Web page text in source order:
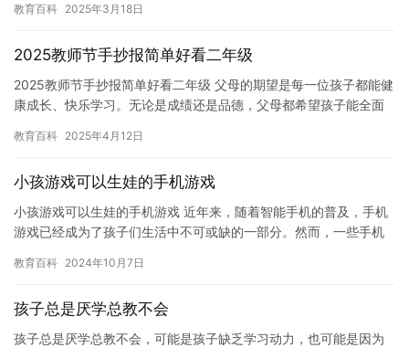
们需…
教育百科 2025年3月18日
2025教师节手抄报简单好看二年级
2025教师节手抄报简单好看二年级 父母的期望是每一位孩子都能健
康成长、快乐学习。无论是成绩还是品德，父母都希望孩子能全面
教育百科 2025年4月12日
小孩游戏可以生娃的手机游戏
小孩游戏可以生娃的手机游戏 近年来，随着智能手机的普及，手机
游戏已经成为了孩子们生活中不可或缺的一部分。然而，一些手机
游…
教育百科 2024年10月7日
孩子总是厌学总教不会
孩子总是厌学总教不会，可能是孩子缺乏学习动力，也可能是因为